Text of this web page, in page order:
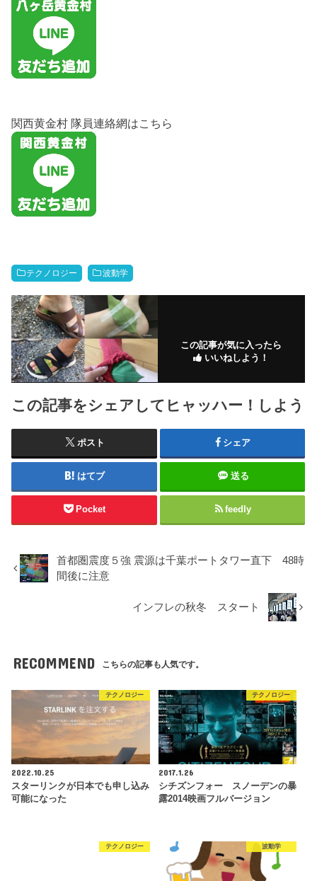
関西黄金村 隊員連絡網はこちら
テクノロジー 波動学
この記事が気に入ったら
いいねしよう！
この記事をシェアしてヒャッハー！しよう
ポスト シェア
はてブ 送る
Pocket feedly
首都圏震度５強 震源は千葉ポートタワー直下 48時
間後に注意
インフレの秋冬 スタート
RECOMMEND こちらの記事も人気です。
テクノロジー
2022.10.25
スターリンクが日本でも申し込み
可能になった
テクノロジー
2017.1.26
シチズンフォー スノーデンの暴
露2014映画フルバージョン
テクノロジー 波動学